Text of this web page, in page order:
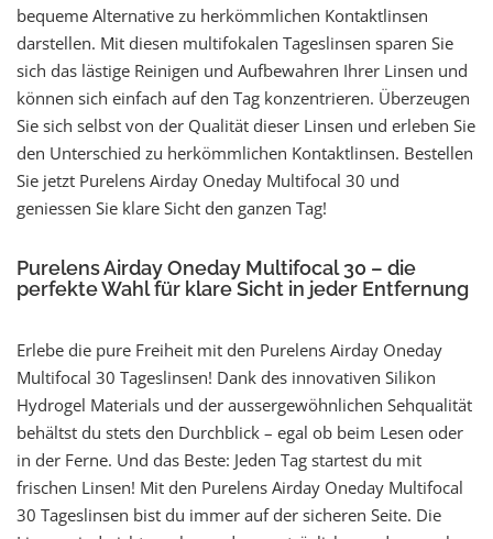
bequeme Alternative zu herkömmlichen Kontaktlinsen
darstellen. Mit diesen multifokalen Tageslinsen sparen Sie
sich das lästige Reinigen und Aufbewahren Ihrer Linsen und
können sich einfach auf den Tag konzentrieren. Überzeugen
Sie sich selbst von der Qualität dieser Linsen und erleben Sie
den Unterschied zu herkömmlichen Kontaktlinsen. Bestellen
Sie jetzt Purelens Airday Oneday Multifocal 30 und
geniessen Sie klare Sicht den ganzen Tag!
Purelens Airday Oneday Multifocal 30 – die
perfekte Wahl für klare Sicht in jeder Entfernung
Erlebe die pure Freiheit mit den Purelens Airday Oneday
Multifocal 30 Tageslinsen! Dank des innovativen Silikon
Hydrogel Materials und der aussergewöhnlichen Sehqualität
behältst du stets den Durchblick – egal ob beim Lesen oder
in der Ferne. Und das Beste: Jeden Tag startest du mit
frischen Linsen! Mit den Purelens Airday Oneday Multifocal
30 Tageslinsen bist du immer auf der sicheren Seite. Die